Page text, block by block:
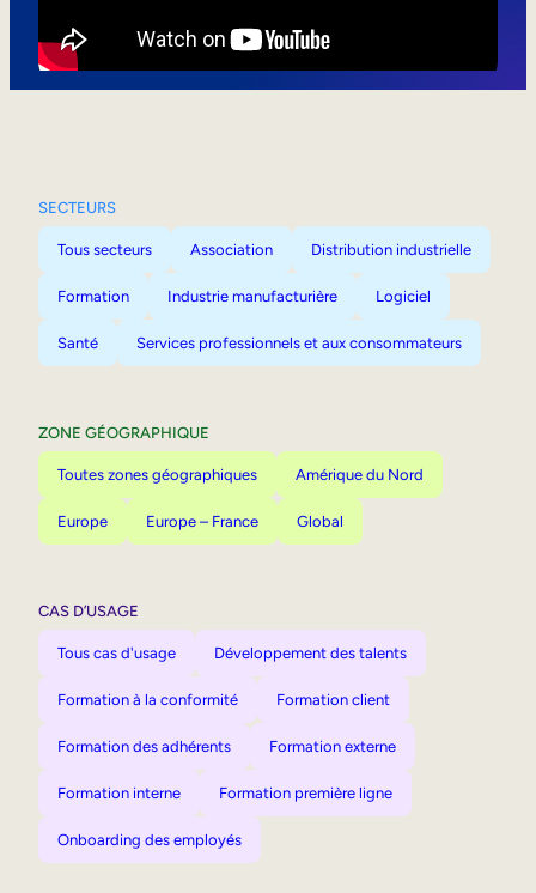
SECTEURS
Tous secteurs Association Distribution industrielle
Formation Industrie manufacturière Logiciel
Santé Services professionnels et aux consommateurs
ZONE GÉOGRAPHIQUE
Toutes zones géographiques Amérique du Nord
Europe Europe – France Global
CAS D’USAGE
Tous cas d'usage Développement des talents
Formation à la conformité Formation client
Formation des adhérents Formation externe
Formation interne Formation première ligne
Onboarding des employés